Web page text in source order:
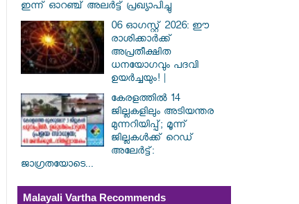
ഇന്ന് ഓറഞ്ച് അലർട്ട് പ്രഖ്യാപിച്ചു
06 ഓഗസ്റ്റ് 2026: ഈ
രാശിക്കാർക്ക്
അപ്രതീക്ഷിത
ധനയോഗവും പദവി
ഉയർച്ചയും! |
കേരളത്തിൽ 14
ജില്ലകളിലും അടിയന്തര
മുന്നറിയിപ്പ്; മൂന്ന്
ജില്ലകൾക്ക് റെഡ്
അലേർട്ട്:
ജാഗ്രതയോടെ...
Malayali Vartha Recommends